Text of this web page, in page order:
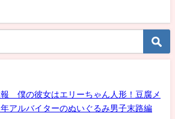
僕の彼女はエリーちゃん人形！豆腐メ
アルバイターのぬいぐるみ男子末路編